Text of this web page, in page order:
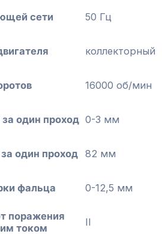
сети 50 Гц
коллекторный
16000 об/мин
один проход 0-3 мм
один проход 82 мм
фальца 0-12,5 мм
поражения
током
II